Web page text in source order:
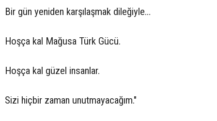
Bir gün yeniden karşılaşmak dileğiyle…
Hoşça kal Mağusa Türk Gücü.
Hoşça kal güzel insanlar.
Sizi hiçbir zaman unutmayacağım."